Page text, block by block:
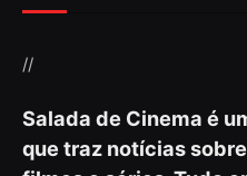
//
Salada de Cinema é
que traz notícias